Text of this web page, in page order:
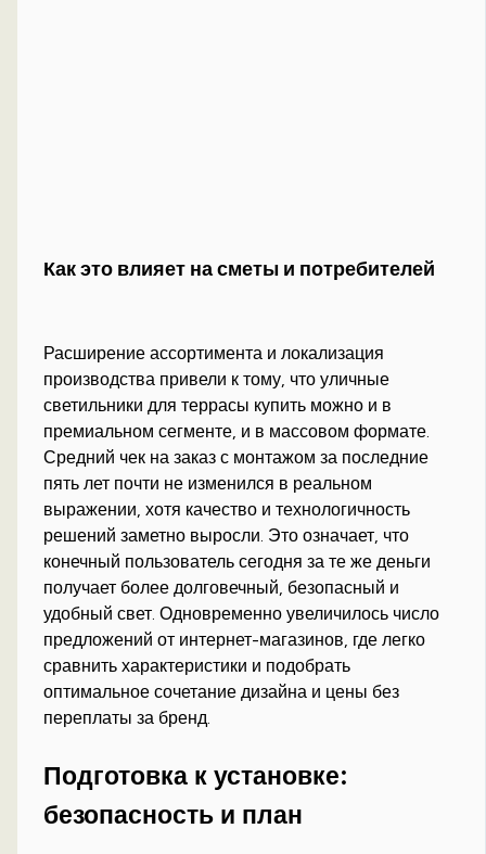
Как это влияет на сметы и потребителей
Расширение ассортимента и локализация
производства привели к тому, что уличные
светильники для террасы купить можно и в
премиальном сегменте, и в массовом формате.
Средний чек на заказ с монтажом за последние
пять лет почти не изменился в реальном
выражении, хотя качество и технологичность
решений заметно выросли. Это означает, что
конечный пользователь сегодня за те же деньги
получает более долговечный, безопасный и
удобный свет. Одновременно увеличилось число
предложений от интернет-магазинов, где легко
сравнить характеристики и подобрать
оптимальное сочетание дизайна и цены без
переплаты за бренд.
Подготовка к установке:
безопасность и план